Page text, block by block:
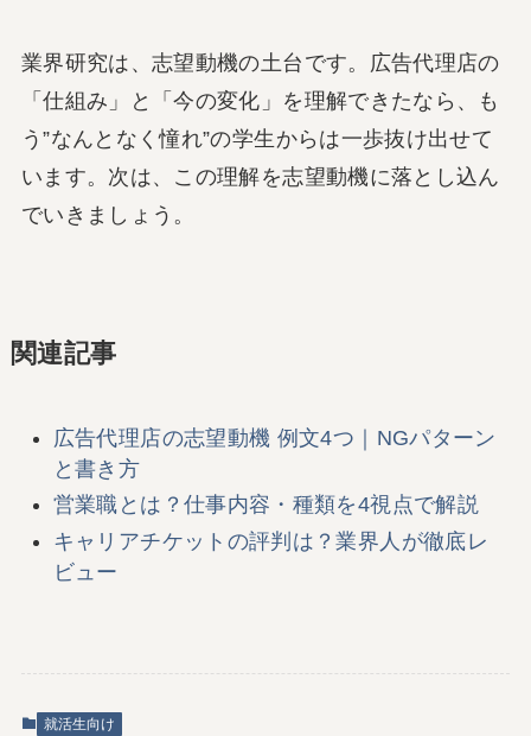
業界研究は、志望動機の土台です。広告代理店の
「仕組み」と「今の変化」を理解できたなら、も
う”なんとなく憧れ”の学生からは一歩抜け出せて
います。次は、この理解を志望動機に落とし込ん
でいきましょう。
関連記事
広告代理店の志望動機 例文4つ｜NGパターン
と書き方
営業職とは？仕事内容・種類を4視点で解説
キャリアチケットの評判は？業界人が徹底レ
ビュー
就活生向け